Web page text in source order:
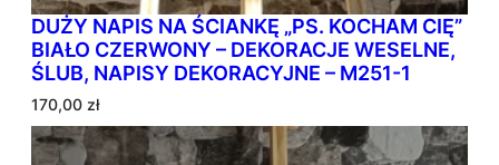
DUŻY NAPIS NA ŚCIANKĘ „PS. KOCHAM CIĘ”
BIAŁO CZERWONY – DEKORACJE WESELNE,
ŚLUB, NAPISY DEKORACYJNE – M251-1
170,00 zł